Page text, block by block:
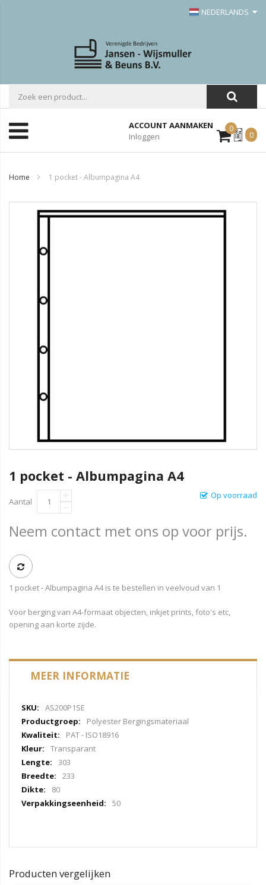
NEDERLANDS
ACCOUNT AANMAKEN
Inloggen
0Mijn
Offerte
0
Home 1 pocket - Albumpagina A4
1 pocket - Albumpagina A4
Op voorraad
Aantal
Neem contact met ons op voor prijs.
1 pocket - Albumpagina A4 is te bestellen in veelvoud van 1
Voor berging van A4-formaat objecten, inkjet prints, foto's etc,
opening aan korte zijde.
MEER INFORMATIE
Meer
informatie
AS200P1SE
Polyester Bergingsmateriaal
PAT - ISO18916
Transparant
303
233
80
50
Producten vergelijken